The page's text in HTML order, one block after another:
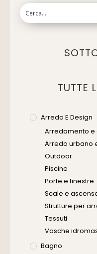
TUTTE
Arredo E Design
Arredamento e
Arredo urbano
Outdoor
Piscine
Porte e finestre
Scale e
Strutture per
Tessuti
Vasche
Bagno